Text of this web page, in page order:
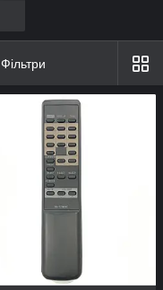
Фільтри